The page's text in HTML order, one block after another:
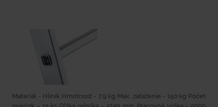
Materiál - Hliník Hmotnosť - 7,9 kg Max. zaťaženie - 150 kg Počet